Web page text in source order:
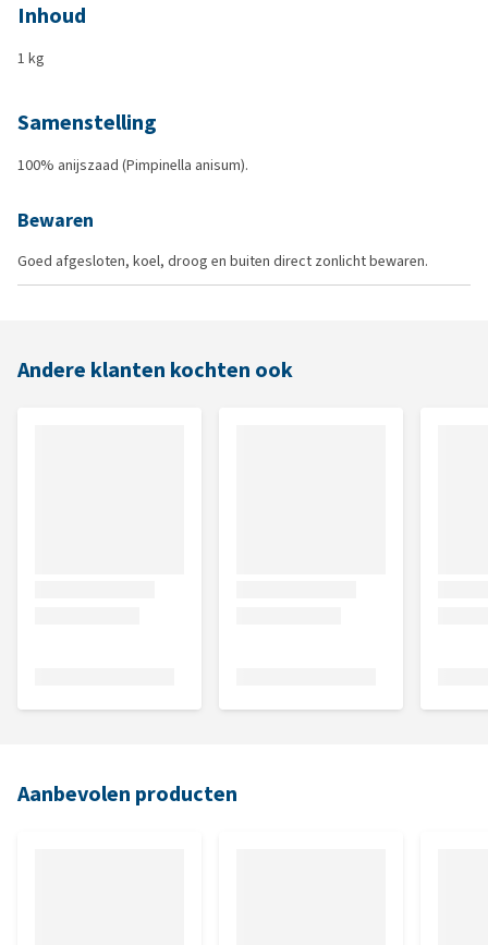
Inhoud
1 kg
Samenstelling
100% anijszaad (Pimpinella anisum).
Bewaren
Goed afgesloten, koel, droog en buiten direct zonlicht bewaren.
Andere klanten kochten ook
Aanbevolen producten